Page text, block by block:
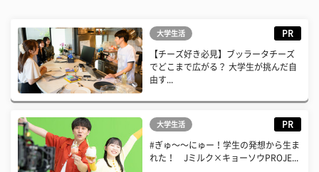
大学生活 PR
【チーズ好き必見】ブッラータチーズ
でどこまで広がる？ 大学生が挑んだ自
由す...
大学生活 PR
#ぎゅ〜〜にゅー！学生の発想から生ま
れた！ Jミルク×キョーソウPROJE...